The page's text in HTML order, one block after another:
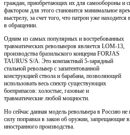
граждан, приобретающих их для самообороны и
фактором для этого становится минимальное
выстрелу, за счет того, что патрон уже находится
в обращении.
Одним из самых популярных и востребованных
травматических револьверов является LOM-13,
производства бразильского концерна FORJAS
TAURUS S/A. Это компактный 5-зарядный
стальной револьвер с запатентованной
конструкцией ствола и барабана, позволяющей
использовать весь спектр существующих
боеприпасов: холостые, газовые и
травматические любой мощности.
Но сейчас данная модель револьвера в Россию не
силу поправки в закон об оружии, запрещающие
иностранного производства.